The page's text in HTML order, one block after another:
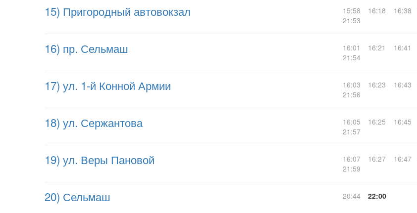
15) Пригородный автовокзал 15:58 16:18 16:38
21:53
16) пр. Сельмаш 16:01 16:21 16:41
21:54
17) ул. 1-й Конной Армии 16:03 16:23 16:43
21:56
18) ул. Сержантова 16:05 16:25 16:45
21:57
19) ул. Веры Пановой 16:07 16:27 16:47
21:59
20) Сельмаш 20:44 22:00